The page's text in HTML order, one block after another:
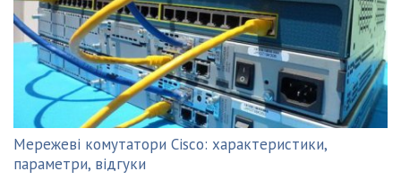
Мережеві комутатори Cisco: характеристики,
параметри, відгуки